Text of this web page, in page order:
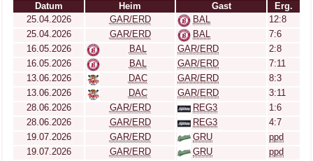
Datum Heim Gast
Erg.
25.04.2026
GAR/ERD BAL
12:8
25.04.2026
GAR/ERD BAL
7:6
16.05.2026
BAL GAR/ERD
2:8
16.05.2026
BAL GAR/ERD
7:11
13.06.2026
DAC GAR/ERD
8:3
13.06.2026
DAC GAR/ERD
3:11
28.06.2026
GAR/ERD REG3
1:6
28.06.2026
GAR/ERD REG3
4:7
19.07.2026
GAR/ERD GRU
ppd
19.07.2026
GAR/ERD GRU ppd